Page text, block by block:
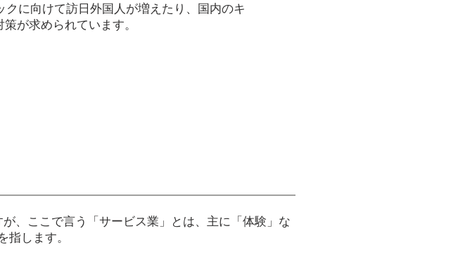
に向けて訪日外国人が増えたり、国内のキ
が求められています。
、ここで言う「サービス業」とは、主に「体験」な
します。